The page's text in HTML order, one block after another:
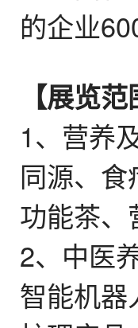
的企业
【展览范
1、 营养
同源、 食
功能茶、
2、 中医
智能机